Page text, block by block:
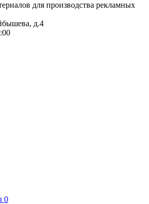
для производства рекламных
д.4
0